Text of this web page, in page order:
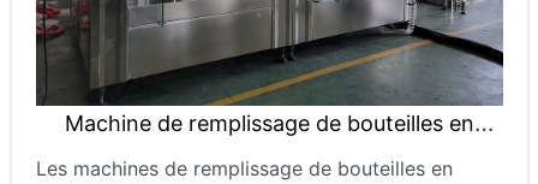
Machine de remplissage de bouteilles en
verre
Les machines de remplissage de bouteilles en